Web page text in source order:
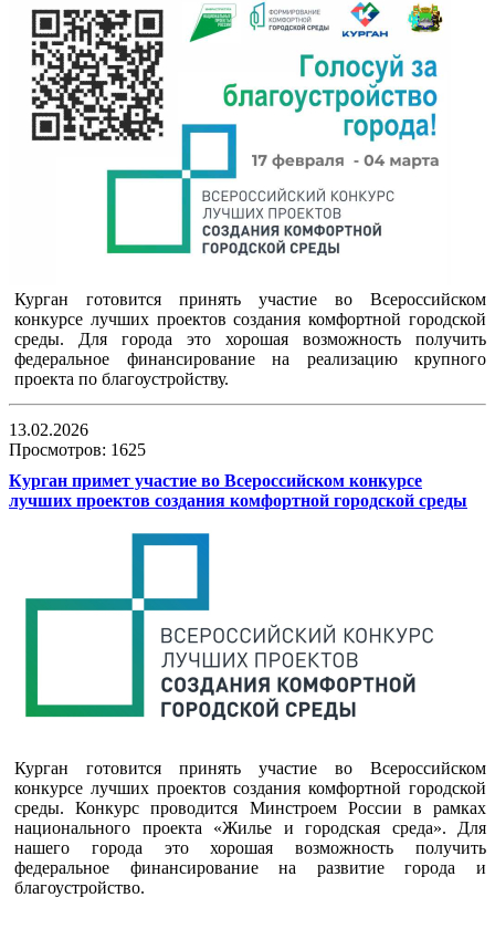
Курган готовится принять участие во Всероссийском
конкурсе лучших проектов создания комфортной городской
среды. Для города это хорошая возможность получить
федеральное финансирование на реализацию крупного
проекта по благоустройству.
13.02.2026
Просмотров: 1625
Курган примет участие во Всероссийском конкурсе
лучших проектов создания комфортной городской среды
Курган готовится принять участие во Всероссийском
конкурсе лучших проектов создания комфортной городской
среды. Конкурс проводится Минстроем России в рамках
национального проекта «Жилье и городская среда». Для
нашего города это хорошая возможность получить
федеральное финансирование на развитие города и
благоустройство.